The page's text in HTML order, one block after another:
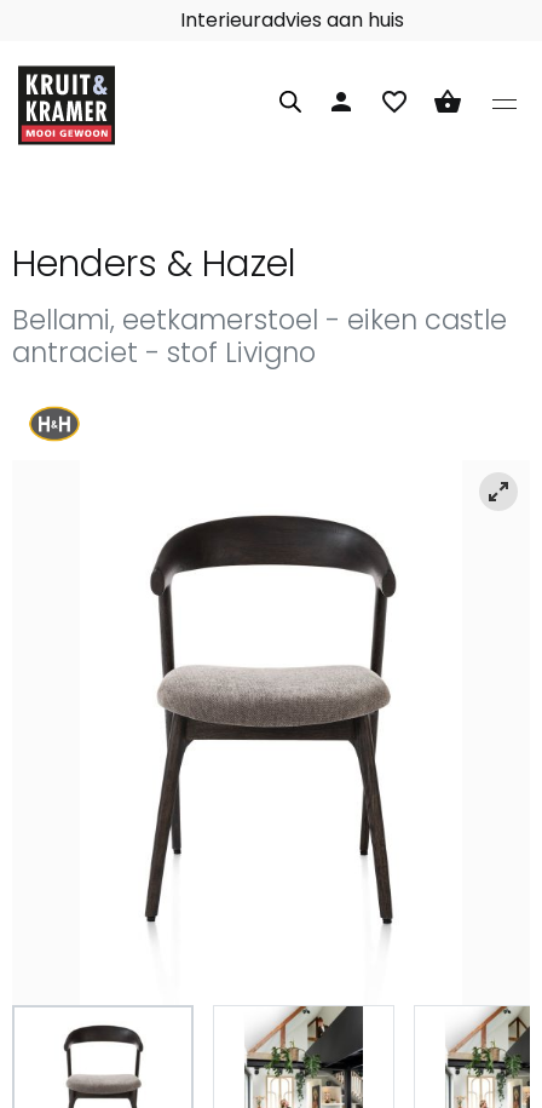
Interieuradvies aan huis
person favorite_border shopping_basket
Henders & Hazel
Bellami, eetkamerstoel - eiken castle
antraciet - stof Livigno